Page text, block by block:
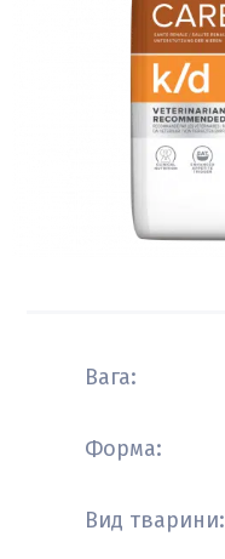
Вага:
Форма:
Вид тварини: